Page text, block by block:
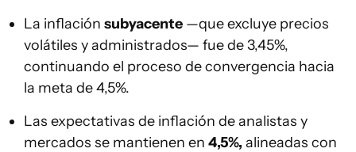
La inflación subyacente —que excluye precios
volátiles y administrados— fue de 3,45%,
continuando el proceso de convergencia hacia
la meta de 4,5%.
Las expectativas de inflación de analistas y
mercados se mantienen en 4,5%, alineadas con